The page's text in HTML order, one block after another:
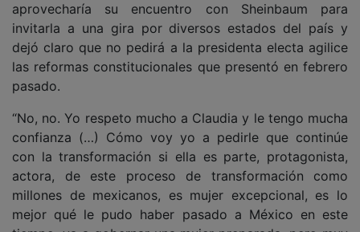
aprovecharía su encuentro con Sheinbaum para
invitarla a una gira por diversos estados del país y
dejó claro que no pedirá a la presidenta electa agilice
las reformas constitucionales que presentó en febrero
pasado.
“No, no. Yo respeto mucho a Claudia y le tengo mucha
confianza (…) Cómo voy yo a pedirle que continúe
con la transformación si ella es parte, protagonista,
actora, de este proceso de transformación como
millones de mexicanos, es mujer excepcional, es lo
mejor qué le pudo haber pasado a México en este